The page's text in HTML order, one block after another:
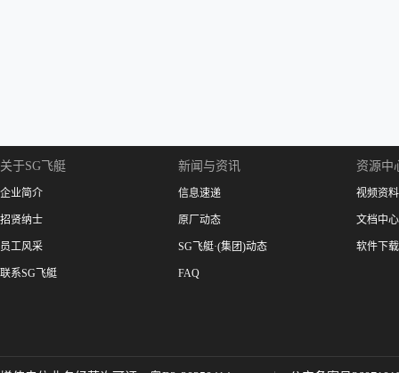
关于SG飞艇
企业简介
招贤纳士
员工风采
联系SG飞艇
新闻与资讯
信息速递
原厂动态
SG飞艇·(集团)动态
FAQ
资源中
视频资料
文档中心
软件下载